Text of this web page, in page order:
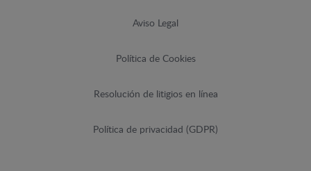
Aviso Legal
Política de Cookies
Resolución de litigios en línea
Política de privacidad (GDPR)